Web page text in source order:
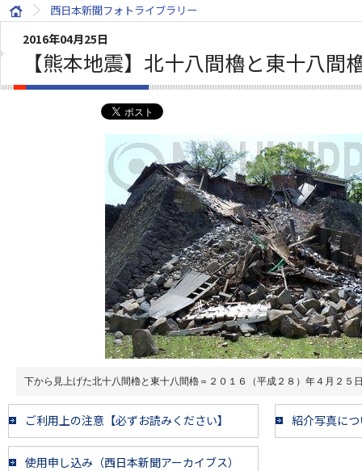
西日本新聞フォトライブラリー
2016年04月25日
【熊本地震】北十八間櫓と東十八間
下から見上げた北十八間櫓と東十八間櫓＝２０１６（平成２８）年４月２５
ご利用上の注意【必ずお読みください】 紹介写真に
使用申し込み（西日本新聞アーカイブス）